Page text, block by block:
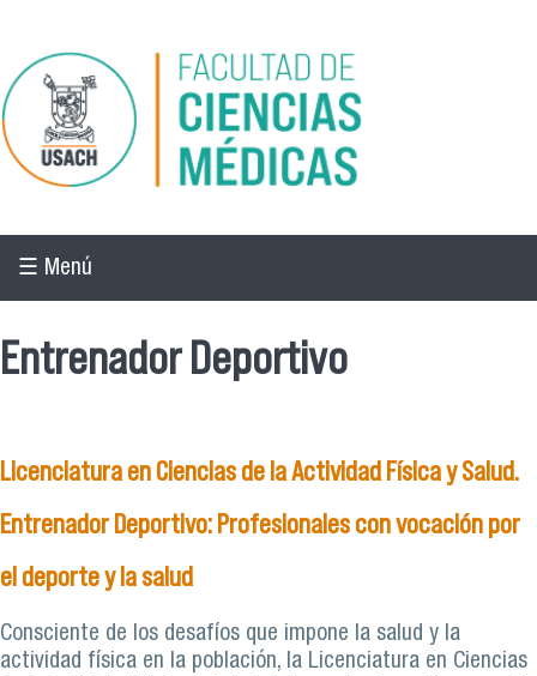
Pasar al contenido principal
☰ Menú
Entrenador Deportivo
Licenciatura en Ciencias de la Actividad Física y Salud.
Entrenador Deportivo: Profesionales con vocación por
el deporte y la salud
Consciente de los desafíos que impone la salud y la
actividad física en la población, la Licenciatura en Ciencias